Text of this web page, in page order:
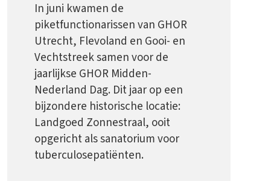
In juni kwamen de
piketfunctionarissen van GHOR
Utrecht, Flevoland en Gooi- en
Vechtstreek samen voor de
jaarlijkse GHOR Midden-
Nederland Dag. Dit jaar op een
bijzondere historische locatie:
Landgoed Zonnestraal, ooit
opgericht als sanatorium voor
tuberculosepatiënten.